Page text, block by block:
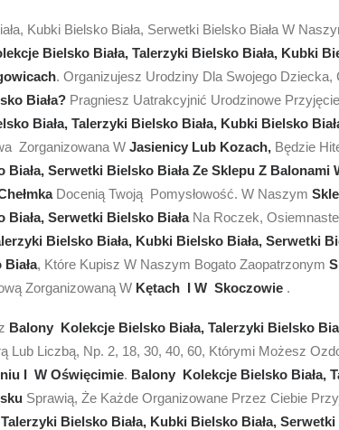
Kubki Bielsko Biała, Serwetki Bielsko Biała W
Bielsko Biała, Talerzyki Bielsko Biała, Kubki
. Organizujesz Urodziny Dla Swojego Dziecka,
Biała? Pragniesz Uatrakcyjnić Urodzinowe
Biała, Talerzyki Bielsko Biała, Kubki Bielsko
Zorganizowana W Jasienicy Lub Kozach, Będzie
Serwetki Bielsko Biała Ze Sklepu Z Balonami
Docenią Twoją Pomysłowość. W Naszym
Biała, Serwetki Bielsko Biała Na Roczek,
Bielsko Biała, Kubki Bielsko Biała, Serwetki
, Które Kupisz W Naszym Bogato Zaopatrzonym
Zorganizowaną W Kętach I W Skoczowie .
Balony Kolekcje Bielsko Biała, Talerzyki Bielsko
Lub Liczbą, Np. 2, 18, 30, 40, 60, Którymi Możesz
I W Oświęcimie. Balony Kolekcje Bielsko Biała,
Sprawią, Że Każde Organizowane Przez Ciebie
Bielsko Biała, Kubki Bielsko Biała, Serwetki